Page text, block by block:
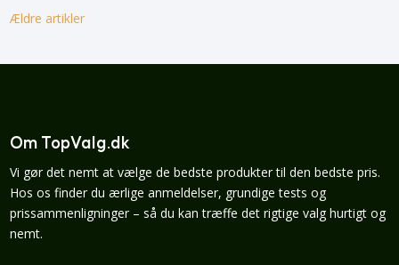
Ældre artikler
Om TopValg.dk
Vi gør det nemt at vælge de bedste produkter til den bedste pris.
Hos os finder du ærlige anmeldelser, grundige tests og
prissammenligninger – så du kan træffe det rigtige valg hurtigt og
nemt.